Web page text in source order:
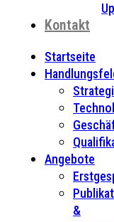
Kontakt
Startseite
Angebote
&